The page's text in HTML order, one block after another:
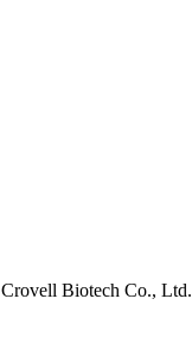
Biotech Co., Ltd.